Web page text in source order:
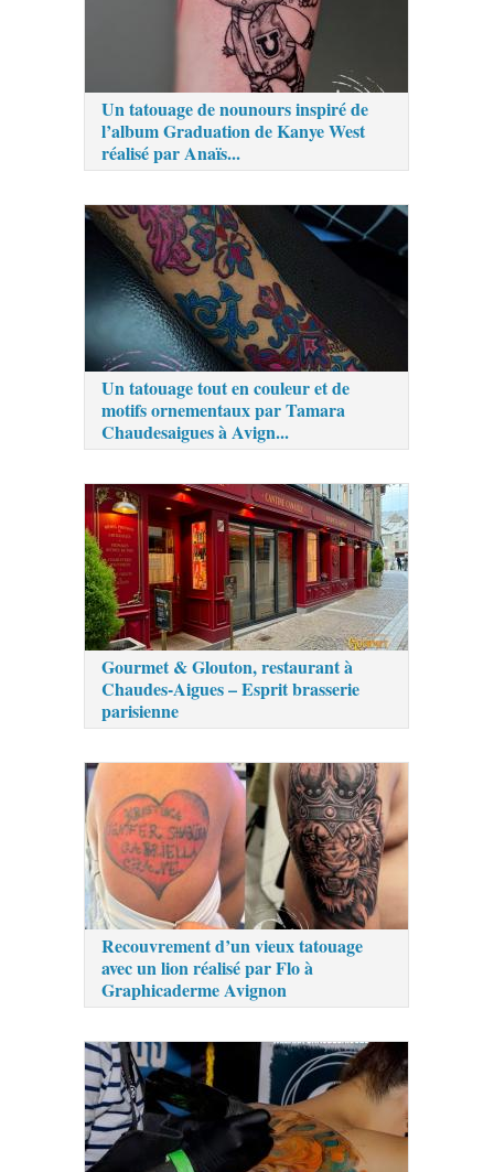
Un tatouage de nounours inspiré de
l’album Graduation de Kanye West
réalisé par Anaïs...
Un tatouage tout en couleur et de
motifs ornementaux par Tamara
Chaudesaigues à Avign...
Gourmet & Glouton, restaurant à
Chaudes-Aigues – Esprit brasserie
parisienne
Recouvrement d’un vieux tatouage
avec un lion réalisé par Flo à
Graphicaderme Avignon